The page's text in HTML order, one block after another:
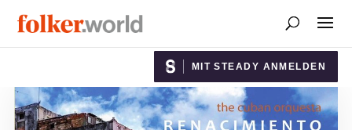
MIT STEADY ANMELDEN